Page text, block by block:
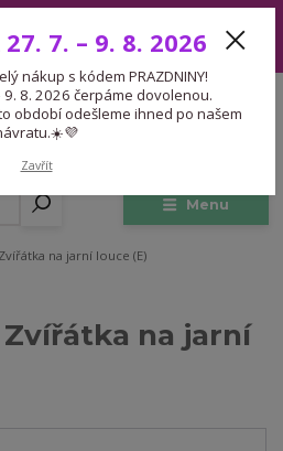
Objednávky přijaté v tomto období
po našem návratu.☀️💜
Menu
CZK
13:45
na jarní louce (E)
na jarní
27. 7. – 9. 8. 2026
nákup s kódem PRAZDNINY!
8. 2026 čerpáme dovolenou.
období odešleme ihned po našem
Zavřít